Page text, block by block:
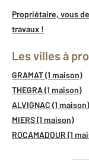
Propriétaire, vous
travaux !
Les villes à
GRAMAT (1 maison)
THEGRA (1 maison)
ALVIGNAC (1 maison)
MIERS (1 maison)
ROCAMADOUR (1